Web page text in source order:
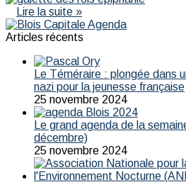
Lire la suite »
Articles récents
Le Téméraire : plongée dans
nazi pour la jeunesse française
25 novembre 2024
Le grand agenda de la
décembre)
25 novembre 2024